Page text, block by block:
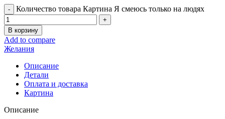
Количество товара Картина Я смеюсь только на людях
В корзину
Add to compare
Желания
Описание
Детали
Оплата и доставка
Картина
Описание